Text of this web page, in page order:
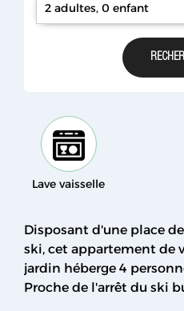
2 adultes, 0 enfant
Lave vaisselle
Disposant d'une place
ski, cet appartement de
jardin héberge 4
Proche de l'arrêt du ski